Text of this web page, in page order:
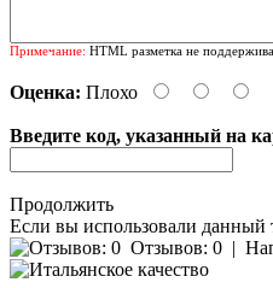
Примечание: HTML разметка не
Оценка: Плохо
Введите код, указанный на
Продолжить
Если вы использовали данный
Отзывов: 0 |